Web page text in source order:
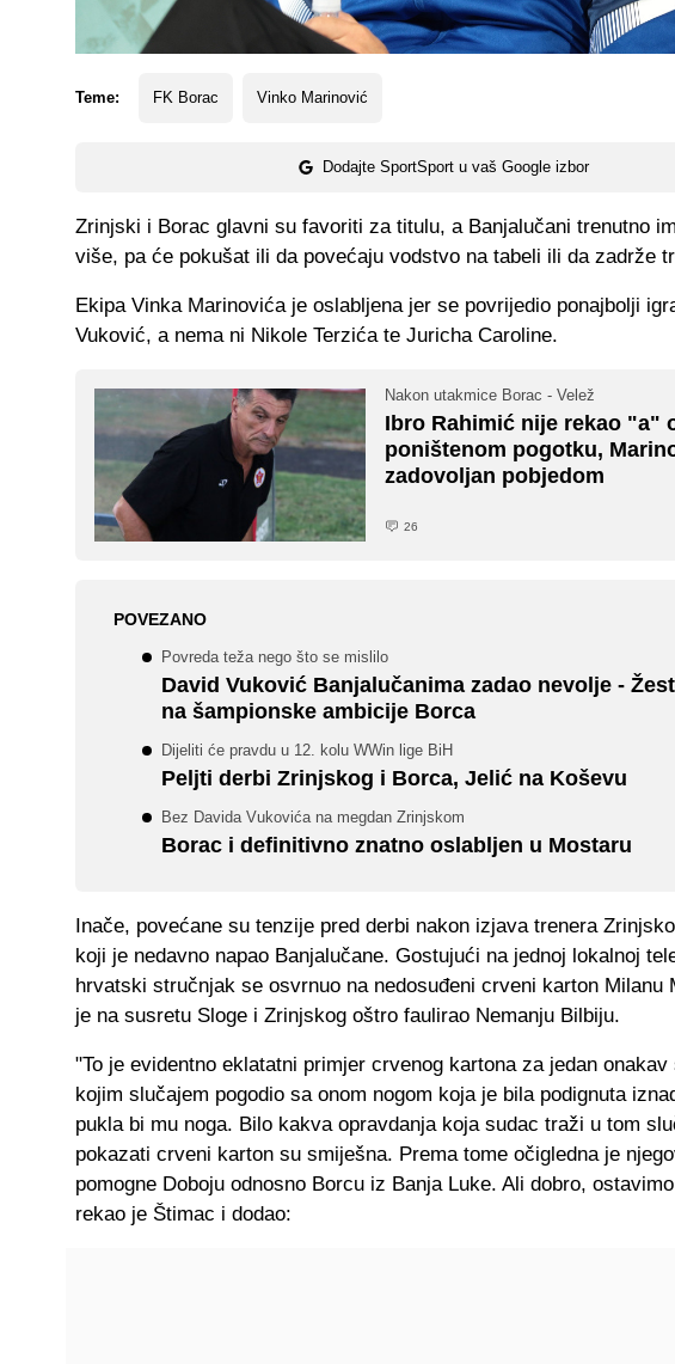
Teme: FK Borac Vinko Marinović
Dodajte SportSport u vaš Google izbor
Zrinjski i Borac glavni su favoriti za titulu, a Banjalučani trenutno
više, pa će pokušat ili da povećaju vodstvo na tabeli ili da zadrže
Ekipa Vinka Marinovića je oslabljena jer se povrijedio ponajbolji
Vuković, a nema ni Nikole Terzića te Juricha Caroline.
Nakon utakmice Borac - Velež
Ibro Rahimić nije rekao "a"
poništenom pogotku,
zadovoljan pobjedom
26
POVEZANO
Povreda teža nego što se mislilo
David Vuković Banjalučanima zadao nevolje -
na šampionske ambicije Borca
Dijeliti će pravdu u 12. kolu WWin lige BiH
Peljti derbi Zrinjskog i Borca, Jelić na Koševu
Bez Davida Vukovića na megdan Zrinjskom
Borac i definitivno znatno oslabljen u Mostaru
Inače, povećane su tenzije pred derbi nakon izjava trenera
koji je nedavno napao Banjalučane. Gostujući na jednoj lokalnoj
hrvatski stručnjak se osvrnuo na nedosuđeni crveni karton Milanu
je na susretu Sloge i Zrinjskog oštro faulirao Nemanju Bilbiju.
"To je evidentno eklatatni primjer crvenog kartona za jedan
kojim slučajem pogodio sa onom nogom koja je bila podignuta
pukla bi mu noga. Bilo kakva opravdanja koja sudac traži u tom
pokazati crveni karton su smiješna. Prema tome očigledna je
pomogne Doboju odnosno Borcu iz Banja Luke. Ali dobro,
rekao je Štimac i dodao: